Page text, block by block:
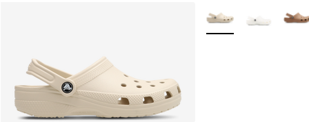
Plus de couleurs